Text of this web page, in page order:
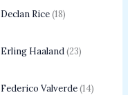
Rice 18
Haaland 23
Valverde 14